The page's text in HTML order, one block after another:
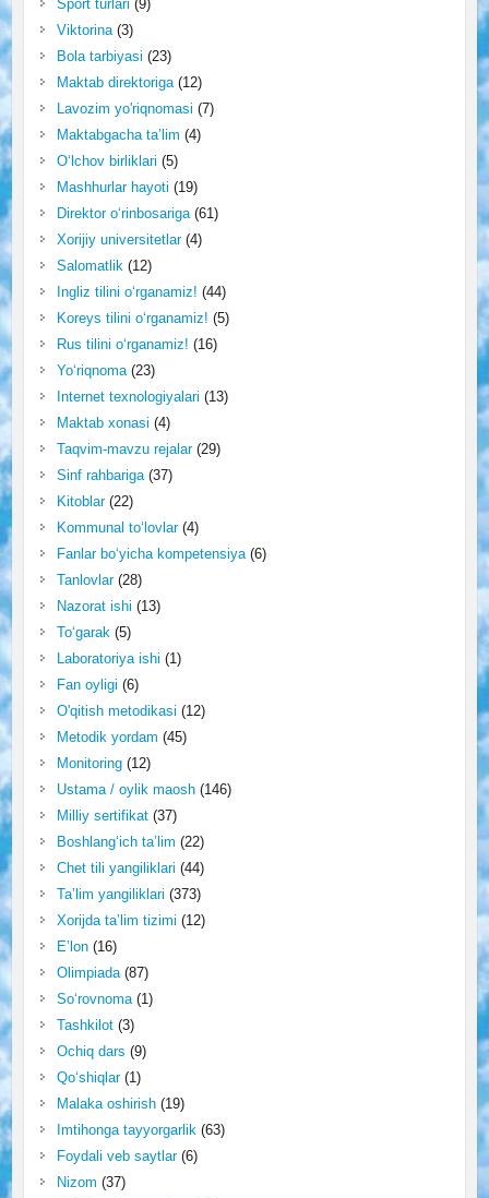
Sport turlari (9)
Viktorina(3)
Bola tarbiyasi (23)
Maktab direktoriga(12)
Lavozim yo'riqnomasi (7)
Maktabgacha ta’lim (4)
O‘lchov birliklari (5)
Mashhurlar hayoti (19)
Direktor o‘rinbosariga(61)
Xorijiy universitetlar(4)
Salomatlik (12)
Ingliz tilini o‘rganamiz! (44)
Koreys tilini o‘rganamiz! (5)
Rus tilini o‘rganamiz! (16)
Yo‘riqnoma(23)
Internet texnologiyalari (13)
Maktab xonasi (4)
Taqvim-mavzu rejalar(29)
Sinf rahbariga(37)
Kitoblar(22)
Kommunal to‘lovlar(4)
Fanlar bo‘yicha kompetensiya(6)
Tanlovlar(28)
Nazorat ishi (13)
To‘garak (5)
Laboratoriya ishi (1)
Fan oyligi (6)
O'qitish metodikasi (12)
Metodik yordam (45)
Monitoring(12)
Ustama / oylik maosh(146)
Milliy sertifikat(37)
Boshlang‘ich ta’lim (22)
Chet tili yangiliklari (44)
Ta’lim yangiliklari (373)
Xorijda ta’lim tizimi (12)
E’lon(16)
Olimpiada(87)
So‘rovnoma(1)
Tashkilot(3)
Ochiq dars (9)
Qo‘shiqlar(1)
Malaka oshirish(19)
Imtihonga tayyorgarlik (63)
Foydali veb saytlar(6)
Nizom (37)